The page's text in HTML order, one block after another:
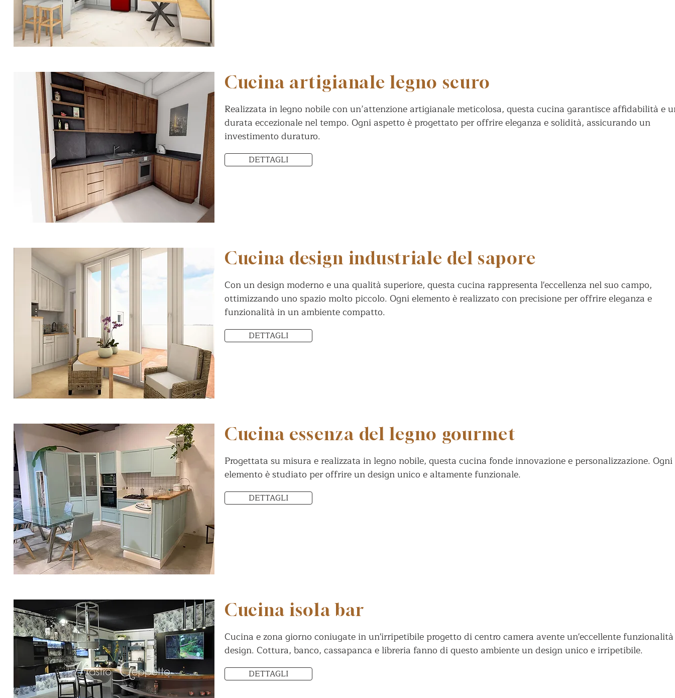
Cucina artigianale legno scuro
Realizzata in legno nobile con un’attenzione artigianale meticolosa, questa cucina garantisce affidabilità e
durata eccezionale nel tempo. Ogni aspetto è progettato per offrire eleganza e solidità, assicurando un
investimento duraturo.
DETTAGLI
Cucina design industriale del sapore
Con un design moderno e una qualità superiore, questa cucina rappresenta l'eccellenza nel suo campo,
ottimizzando uno spazio molto piccolo. Ogni elemento è realizzato con precisione per offrire eleganza e
funzionalità in un ambiente compatto.
DETTAGLI
Cucina essenza del legno gourmet
Progettata su misura e realizzata in legno nobile, questa cucina fonde innovazione e personalizzazione. Ogni
elemento è studiato per offrire un design unico e altamente funzionale.
DETTAGLI
Cucina isola bar
Cucina e zona giorno coniugate in un'irripetibile progetto di centro camera avente un'eccellente
design. Cottura, banco, cassapanca e libreria fanno di questo ambiente un design unico e irripetibile.
DETTAGLI